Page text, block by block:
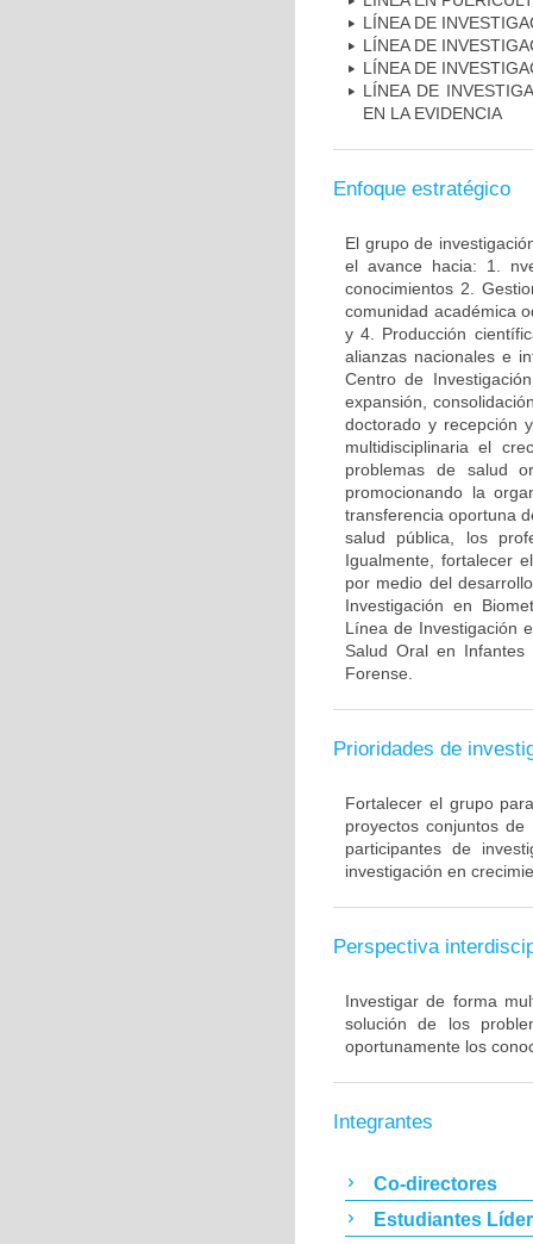
LÍNEA DE
LÍNEA DE
LÍNEA DE
LÍNEA DE
EN LA EVIDENCIA
Enfoque estratégico
El grupo de
el avance hacia: 1.
conocimientos 2.
comunidad académica
y 4. Producción
alianzas nacionales e
Centro de
expansión,
doctorado y recepción
multidisciplinaria el
problemas de salud
promocionando la
transferencia oportuna
salud pública, los
Igualmente, fortalecer
por medio del
Investigación en
Línea de Investigación
Salud Oral en
Forense.
Prioridades de
Fortalecer el grupo
proyectos conjuntos
participantes de
investigación en
Perspectiva
Investigar de forma
solución de los
oportunamente los
Integrantes
Co-directores
Estudiantes